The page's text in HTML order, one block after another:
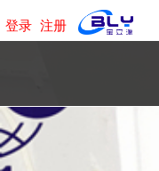
登录 注册